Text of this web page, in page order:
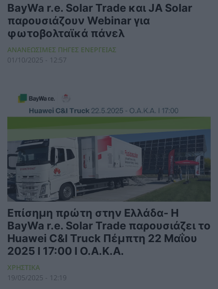
BayWa r.e. Solar Trade και JA Solar
παρουσιάζουν Webinar για
φωτοβολταϊκά πάνελ
ΑΝΑΝΕΩΣΙΜΕΣ ΠΗΓΕΣ ΕΝΕΡΓΕΙΑΣ
01/10/2025 - 12:57
Επίσημη πρώτη στην Ελλάδα- Η
BayWa r.e. Solar Trade παρουσιάζει το
Huawei C&I Truck Πέμπτη 22 Μαΐου
2025 Ι 17:00 Ι Ο.Α.Κ.Α.
ΧΡΗΣΤΙΚΑ
19/05/2025 - 12:19